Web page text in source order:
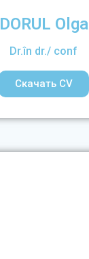
DORUL Olga
Dr.în dr./ conf
Скачать CV